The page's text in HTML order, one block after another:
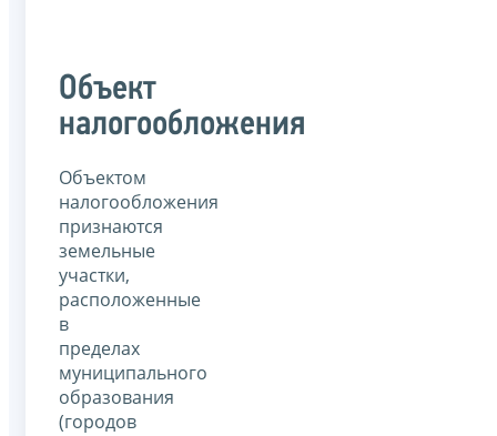
Объект
налогообложения
Объектом
налогообложения
признаются
земельные
участки,
расположенные
в
пределах
муниципального
образования
(городов